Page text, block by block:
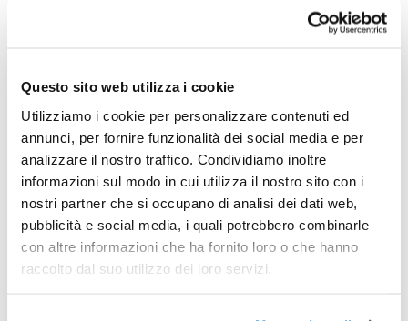
Questo sito web utilizza i cookie
Utilizziamo i cookie per personalizzare contenuti ed
annunci, per fornire funzionalità dei social media e per
analizzare il nostro traffico. Condividiamo inoltre
informazioni sul modo in cui utilizza il nostro sito con i
nostri partner che si occupano di analisi dei dati web,
pubblicità e social media, i quali potrebbero combinarle
con altre informazioni che ha fornito loro o che hanno
raccolto dal suo utilizzo dei loro servizi.
€ 5,48
Pezzi 500 -10% € 4,93
*Prezzi prodotto per quantità merce neutra e prezzi IVA
Non trovi la quantità in tabella?Calcola il preventivo
Quantità consigliata